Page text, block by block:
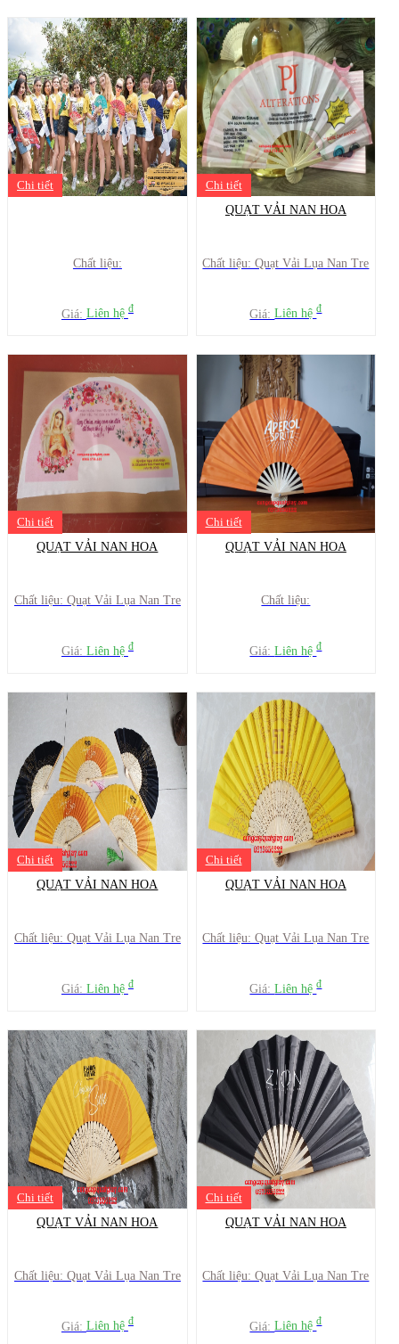
Chi tiết
Chất liệu:
Giá: Liên hệ đ
Chi tiết
QUẠT VẢI NAN HOA
Chất liệu: Quạt Vải Lụa Nan Tre
Giá:Liên hệđ
Chi tiết
QUẠT VẢI NAN HOA
Chất liệu: Quạt Vải Lụa Nan Tre
Giá: Liên hệ đ
Chi tiết
QUẠT VẢI NAN HOA
Chất liệu:
Giá:Liên hệđ
Chi tiết
QUẠT VẢI NAN HOA
Chất liệu: Quạt Vải Lụa Nan Tre
Giá: Liên hệ đ
Chi tiết
QUẠT VẢI NAN HOA
Chất liệu: Quạt Vải Lụa Nan Tre
Giá:Liên hệđ
Chi tiết
QUẠT VẢI NAN HOA
Chất liệu: Quạt Vải Lụa Nan Tre
Giá: Liên hệ đ
Chi tiết
QUẠT VẢI NAN HOA
Chất liệu: Quạt Vải Lụa Nan Tre
Giá:Liên hệđ